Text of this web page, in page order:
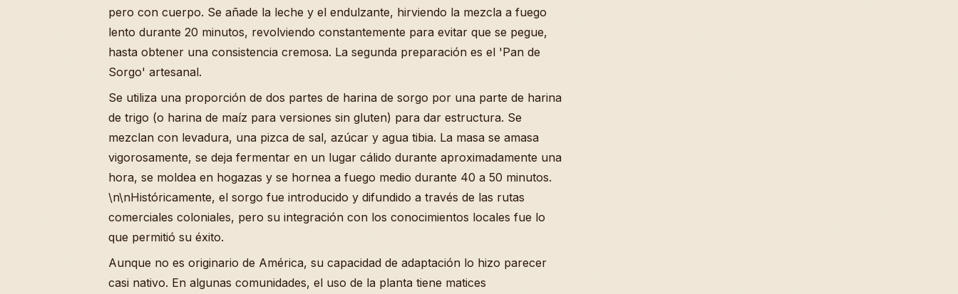
pero con cuerpo. Se añade la leche y el endulzante, hirviendo la mezcla a fuego
lento durante 20 minutos, revolviendo constantemente para evitar que se pegue,
hasta obtener una consistencia cremosa. La segunda preparación es el 'Pan de
Sorgo' artesanal.
Se utiliza una proporción de dos partes de harina de sorgo por una parte de harina
de trigo (o harina de maíz para versiones sin gluten) para dar estructura. Se
mezclan con levadura, una pizca de sal, azúcar y agua tibia. La masa se amasa
vigorosamente, se deja fermentar en un lugar cálido durante aproximadamente una
hora, se moldea en hogazas y se hornea a fuego medio durante 40 a 50 minutos.
\n\nHistóricamente, el sorgo fue introducido y difundido a través de las rutas
comerciales coloniales, pero su integración con los conocimientos locales fue lo
que permitió su éxito.
Aunque no es originario de América, su capacidad de adaptación lo hizo parecer
casi nativo. En algunas comunidades, el uso de la planta tiene matices